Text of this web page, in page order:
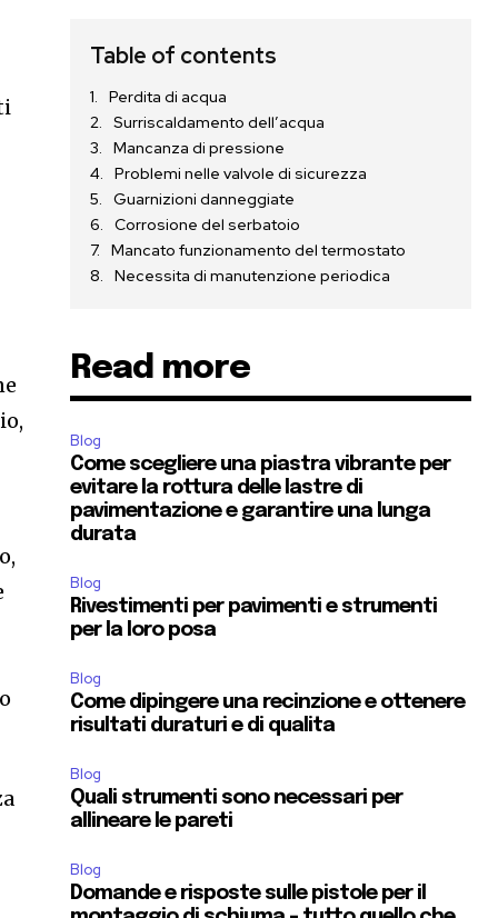
Table of contents
Perdita di acqua
Surriscaldamento dell’acqua
Mancanza di pressione
Problemi nelle valvole di sicurezza
Guarnizioni danneggiate
Corrosione del serbatoio
Mancato funzionamento del termostato
Necessita di manutenzione periodica
Read more
Blog
Come scegliere una piastra vibrante per
evitare la rottura delle lastre di
pavimentazione e garantire una lunga
durata
Blog
Rivestimenti per pavimenti e strumenti
per la loro posa
Blog
Come dipingere una recinzione e ottenere
risultati duraturi e di qualita
Blog
Quali strumenti sono necessari per
allineare le pareti
Blog
Domande e risposte sulle pistole per il